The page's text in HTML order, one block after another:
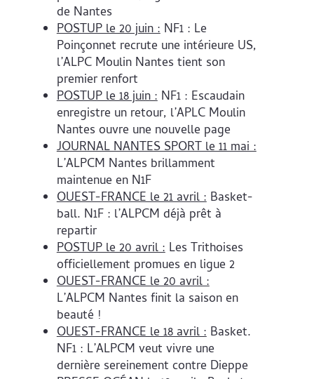
de Nantes
POSTUP le 20 juin :NF1 : Le
Poinçonnet recrute une intérieure US,
l’ALPC Moulin Nantes tient son
premier renfort
POSTUP le 18 juin :NF1 : Escaudain
enregistre un retour, l’APLC Moulin
Nantes ouvre une nouvelle page
JOURNAL NANTES SPORT le 11 mai :
L’ALPCM Nantes brillamment
maintenue en N1F
OUEST-FRANCE le 21 avril :Basket-
ball. N1F : l’ALPCM déjà prêt à
repartir
POSTUP le 20 avril :Les Trithoises
officiellement promues en ligue 2
OUEST-FRANCE le 20 avril :
L’ALPCM Nantes finit la saison en
beauté !
OUEST-FRANCE le 18 avril :Basket.
NF1 : L’ALPCM veut vivre une
dernière sereinement contre Dieppe